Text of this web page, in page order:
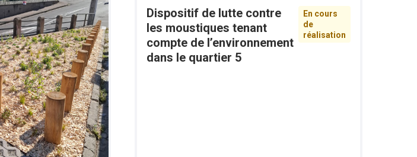
Dispositif de lutte contre
les moustiques tenant
compte de l’environnement
dans le quartier 5
En cours
de
réalisation